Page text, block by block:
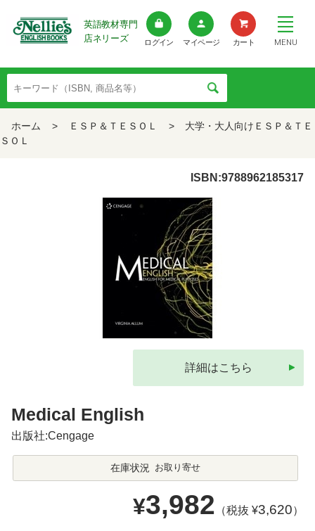
英語教材専門
店ネリーズ
ログイン マイページ カート MENU
ホーム > ＥＳＰ＆ＴＥＳＯＬ >
大学・大人向けＥＳＰ＆ＴＥ
ＳＯＬ
ISBN:9788962185317
詳細はこちら
Medical English
出版社:Cengage
在庫状況 お取り寄せ
¥3,982 （税抜 ¥3,620）